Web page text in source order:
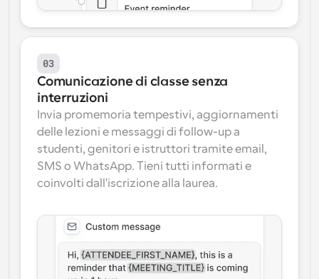
03
Comunicazione di classe senza
interruzioni
Invia promemoria tempestivi, aggiornamenti
delle lezioni e messaggi di follow-up a
studenti, genitori e istruttori tramite email,
SMS o WhatsApp. Tieni tutti informati e
coinvolti dall'iscrizione alla laurea.